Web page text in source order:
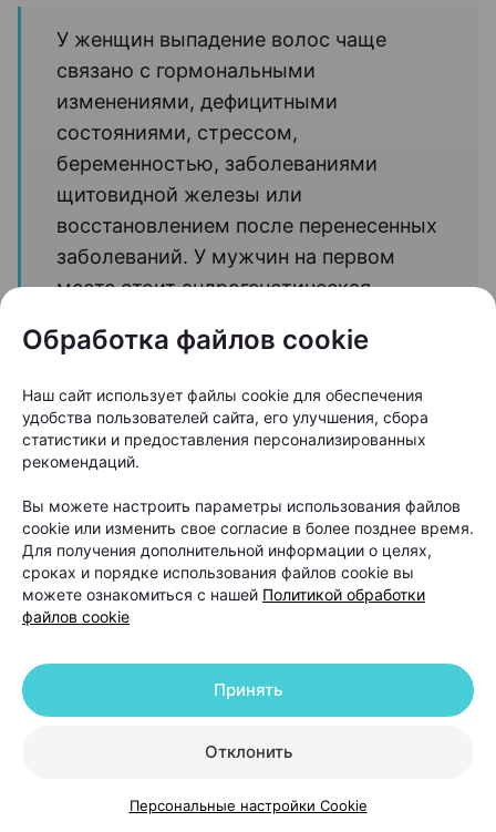
У женщин выпадение волос чаще
связано с гормональными
изменениями, дефицитными
состояниями, стрессом,
беременностью, заболеваниями
щитовидной железы или
восстановлением после перенесенных
заболеваний. У мужчин на первом
месте стоит андрогенетическая
облысения, при котором волосы
расти в определенных зонах.
Однако не любое выпадение волос означает
Обработка файлов cookie
Наш сайт использует файлы cookie для обеспечения
удобства пользователей сайта, его улучшения, сбора
статистики и предоставления персонализированных
рекомендаций.
Вы можете настроить параметры использования файлов
cookie или изменить свое согласие в более позднее время.
Для получения дополнительной информации о целях,
сроках и порядке использования файлов cookie вы
можете ознакомиться с нашей Политикой обработки
файлов cookie
Отклонить
Принять
Персональные настройки Cookie